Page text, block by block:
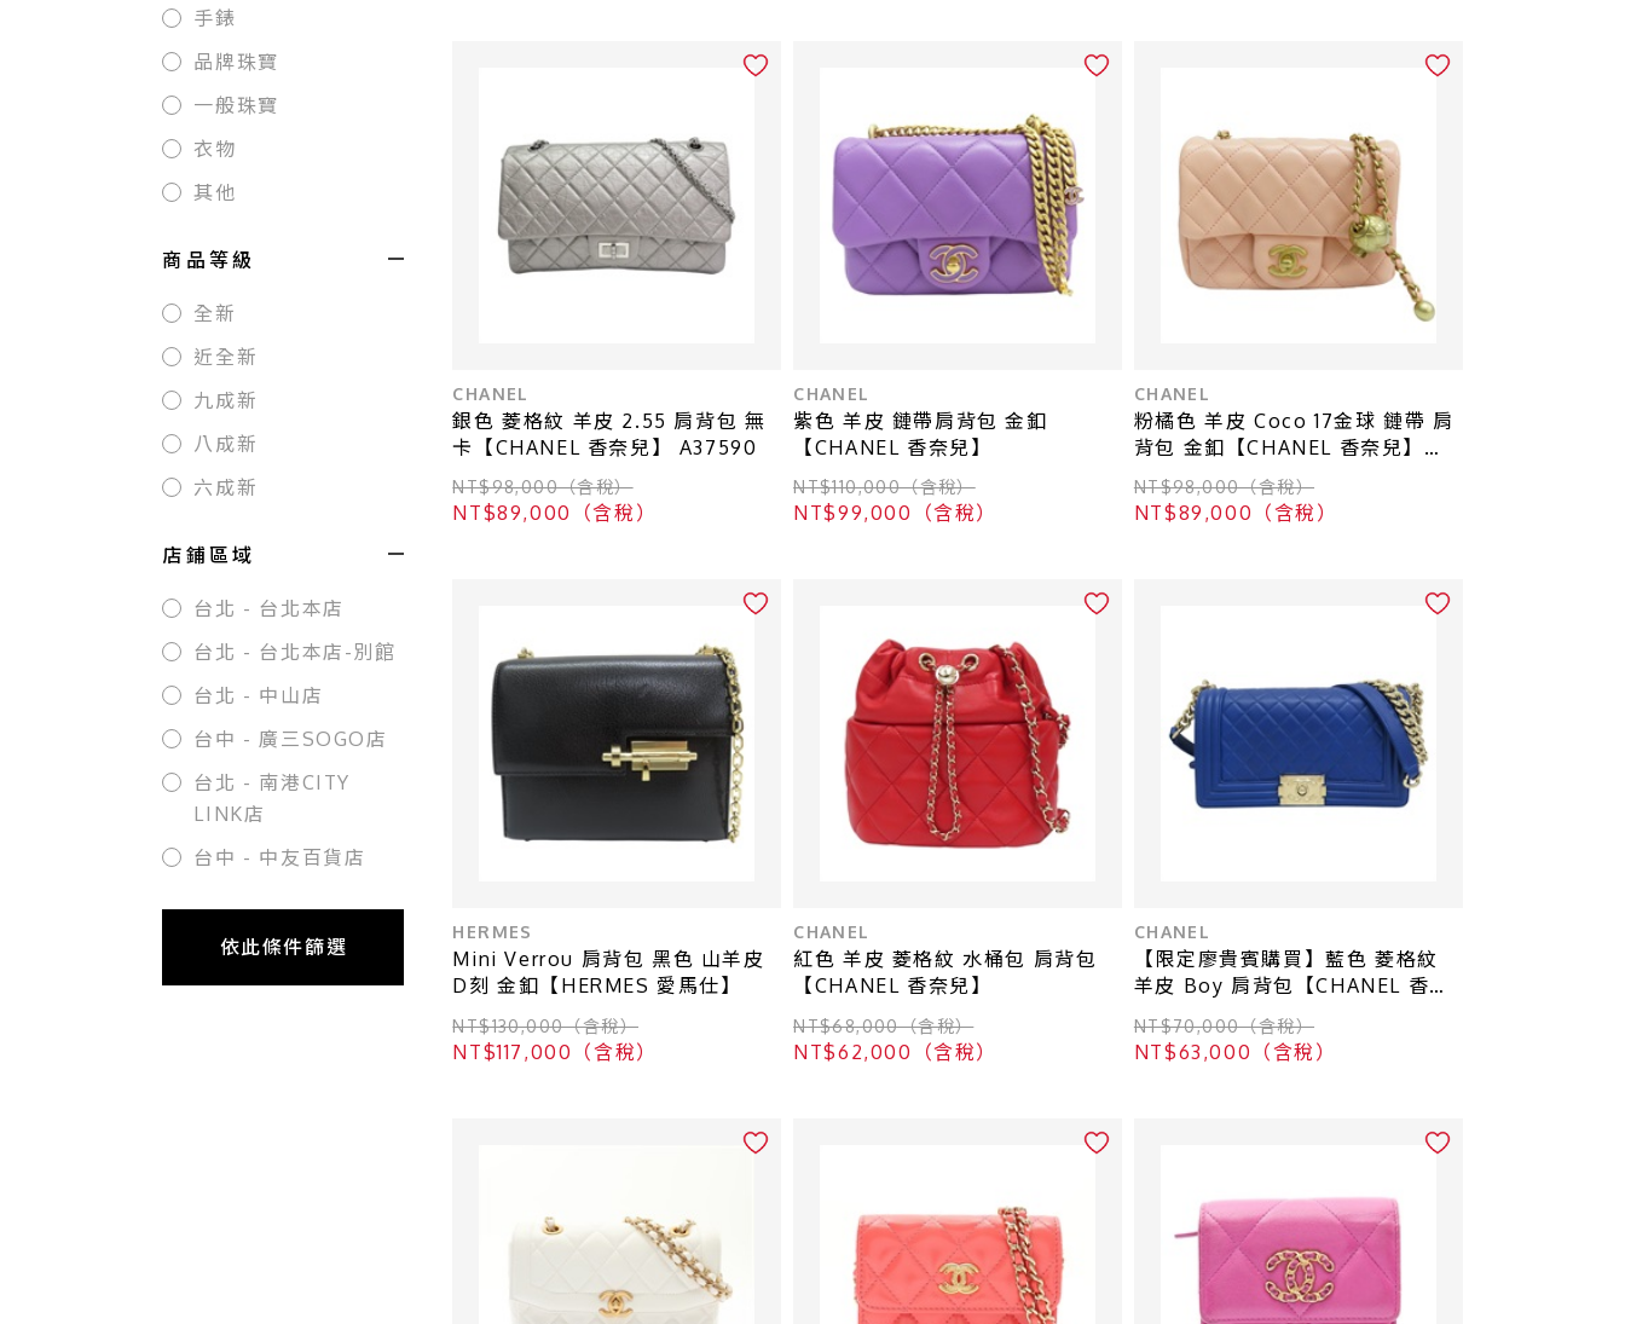
手錶
品牌珠寶
一般珠寶
衣物
其他
商品等級
全新
近全新
九成新
八成新
六成新
店鋪區域
台北 - 台北本店
台北 - 台北本店-別館
台北 - 中山店
台中 - 廣三SOGO店
台北 - 南港CITY
LINK店
台中 - 中友百貨店
依此條件篩選
CHANEL
銀色 菱格紋 羊皮 2.55 肩背包 無
卡【CHANEL 香奈兒】 A37590
NT$98,000（含稅）
NT$89,000（含稅）
CHANEL
紫色 羊皮 鏈帶肩背包 金釦
【CHANEL 香奈兒】
NT$110,000（含稅）
NT$99,000（含稅）
CHANEL
粉橘色 羊皮 Coco 17金球 鏈帶 肩
背包 金釦【CHANEL 香奈兒】
A35200
NT$98,000（含稅）
NT$89,000（含稅）
HERMES
Mini Verrou 肩背包 黑色 山羊皮
D刻 金釦【HERMES 愛馬仕】
NT$130,000（含稅）
NT$117,000（含稅）
CHANEL
紅色 羊皮 菱格紋 水桶包 肩背包
【CHANEL 香奈兒】
NT$68,000（含稅）
NT$62,000（含稅）
CHANEL
【限定廖貴賓購買】藍色 菱格紋
羊皮 Boy 肩背包【CHANEL 香奈
兒】 A67086
NT$70,000（含稅）
NT$63,000（含稅）